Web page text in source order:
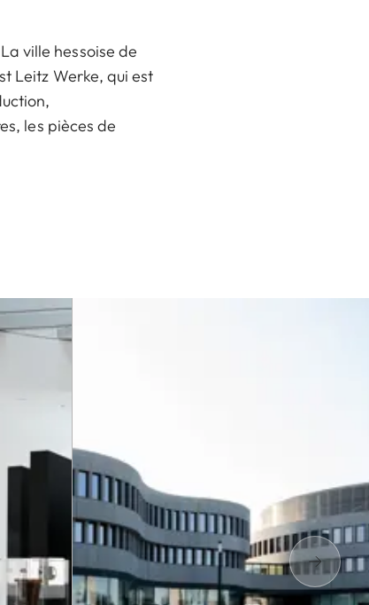
ville hessoise de
Leitz Werke, qui est
les pièces de